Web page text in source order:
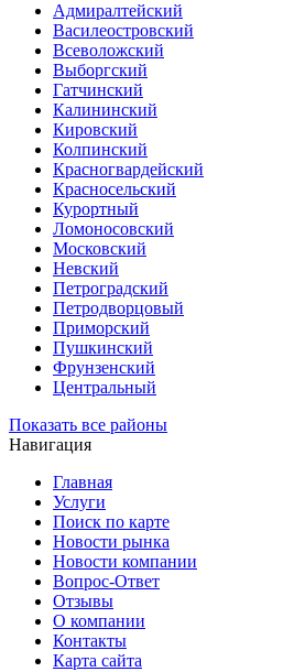
Адмиралтейский
Василеостровский
Всеволожский
Выборгский
Гатчинский
Калининский
Кировский
Колпинский
Красногвардейский
Красносельский
Курортный
Ломоносовский
Московский
Невский
Петроградский
Петродворцовый
Приморский
Пушкинский
Фрунзенский
Центральный
Показать все районы
Навигация
Главная
Услуги
Поиск по карте
Новости рынка
Новости компании
Вопрос-Ответ
Отзывы
О компании
Контакты
Карта сайта